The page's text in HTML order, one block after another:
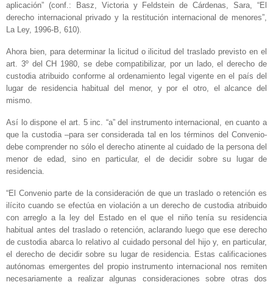
aplicación” (conf.: Basz, Victoria y Feldstein de Cárdenas, Sara, “El
derecho internacional privado y la restitución internacional de menores”,
La Ley, 1996-B, 610).
Ahora bien, para determinar la licitud o ilicitud del traslado previsto en el
art. 3º del CH 1980, se debe compatibilizar, por un lado, el derecho de
custodia atribuido conforme al ordenamiento legal vigente en el país del
lugar de residencia habitual del menor, y por el otro, el alcance del
mismo.
Así lo dispone el art. 5 inc. “a” del instrumento internacional, en cuanto a
que la custodia –para ser considerada tal en los términos del Convenio-
debe comprender no sólo el derecho atinente al cuidado de la persona del
menor de edad, sino en particular, el de decidir sobre su lugar de
residencia.
“El Convenio parte de la consideración de que un traslado o retención es
ilícito cuando se efectúa en violación a un derecho de custodia atribuido
con arreglo a la ley del Estado en el que el niño tenía su residencia
habitual antes del traslado o retención, aclarando luego que ese derecho
de custodia abarca lo relativo al cuidado personal del hijo y, en particular,
el derecho de decidir sobre su lugar de residencia. Estas calificaciones
autónomas emergentes del propio instrumento internacional nos remiten
necesariamente a realizar algunas consideraciones sobre otras dos